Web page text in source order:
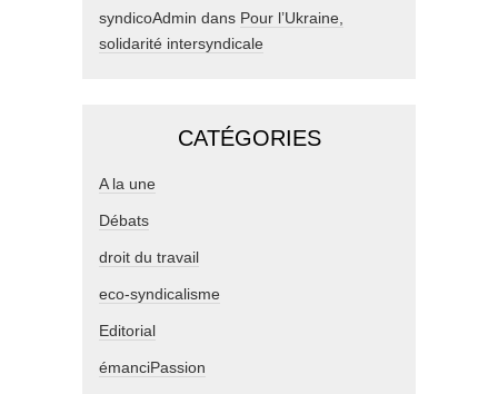
syndicoAdmin dans Pour l’Ukraine,
solidarité intersyndicale
CATÉGORIES
A la une
Débats
droit du travail
eco-syndicalisme
Editorial
émanciPassion